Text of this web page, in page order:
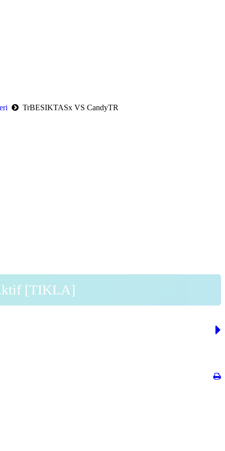
TrBESIKTASx VS CandyTR
[TIKLA]